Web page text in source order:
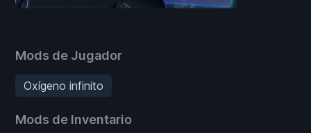
Mods de Jugador
Oxígeno infinito
Mods de Inventario